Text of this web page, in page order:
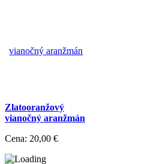
Zlatooranžový
vianočný aranžmán
Cena: 20,00 €